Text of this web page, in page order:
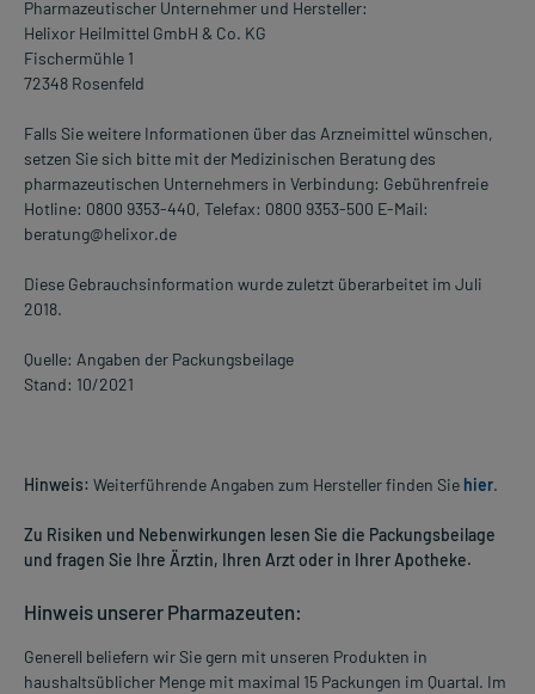
Pharmazeutischer Unternehmer und Hersteller:
Helixor Heilmittel GmbH & Co. KG
Fischermühle 1
72348 Rosenfeld
Falls Sie weitere Informationen über das Arzneimittel wünschen,
setzen Sie sich bitte mit der Medizinischen Beratung des
pharmazeutischen Unternehmers in Verbindung: Gebührenfreie
Hotline: 0800 9353-440, Telefax: 0800 9353-500 E-Mail:
beratung@helixor.de
Diese Gebrauchsinformation wurde zuletzt überarbeitet im Juli
2018.
Quelle: Angaben der Packungsbeilage
Stand: 10/2021
Hinweis: Weiterführende Angaben zum Hersteller finden Sie hier.
Zu Risiken und Nebenwirkungen lesen Sie die Packungsbeilage
und fragen Sie Ihre Ärztin, Ihren Arzt oder in Ihrer Apotheke.
Hinweis unserer Pharmazeuten:
Generell beliefern wir Sie gern mit unseren Produkten in
haushaltsüblicher Menge mit maximal 15 Packungen im Quartal. Im